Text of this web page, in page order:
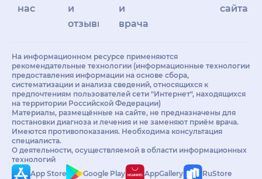
нас
и
отзывы
и
врачам
сайта
На информационном ресурсе применяются
рекомендательные технологии (информационные технологии
предоставления информации на основе сбора,
систематизации и анализа сведений, относящихся к
предпочтениям пользователей сети "Интернет", находящихся
на территории Российской Федерации)
Материалы, размещённые на сайте, не предназначены для
постановки диагноза и лечения и не заменяют приём врача.
Имеются противопоказания. Необходима консультация
специалиста.
О деятельности, осуществляемой в области информационных
технологий
App Store
Google Play AppGallery RuStore